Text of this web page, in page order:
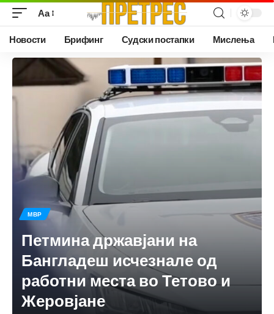
Аа
Новости Брифинг Судски постапки Мислења
МВР
Петмина државјани на
Бангладеш исчезнале од
работни места во Тетово и
Жеровјане